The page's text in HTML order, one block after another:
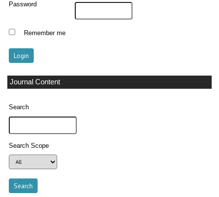
Password
Remember me
Journal Content
Search
Search Scope